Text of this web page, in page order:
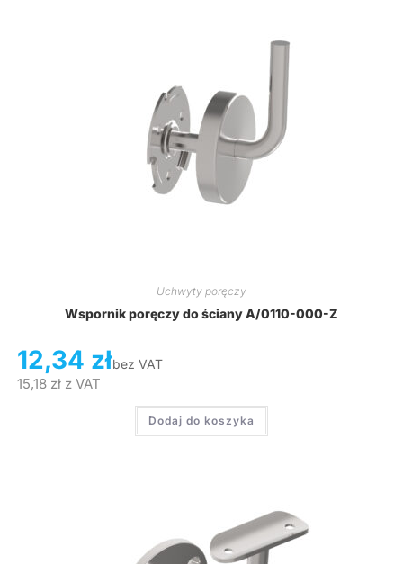
Uchwyty poręczy
Wspornik poręczy do ściany A/0110-000-Z
12,34 złbez VAT
15,18 złz VAT
Dodaj do koszyka